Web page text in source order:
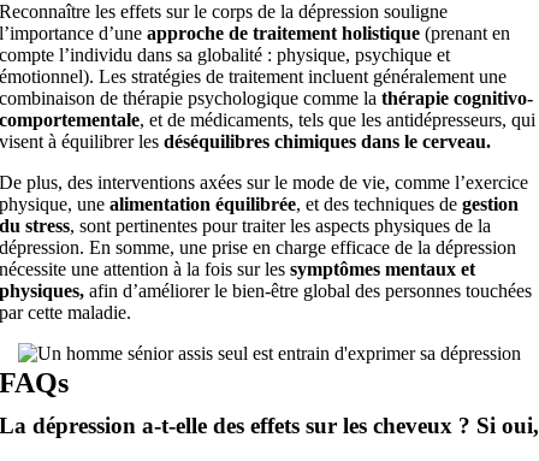
Reconnaître les effets sur le corps de la dépression souligne
l’importance d’uneapproche de traitement holistique (prenant en
compte l’individu dans sa globalité : physique, psychique et
émotionnel). Les stratégies de traitement incluent généralement une
combinaison de thérapie psychologique comme lathérapie cognitivo-
comportementale, et de médicaments, tels que les antidépresseurs, qui
visent à équilibrer les déséquilibres chimiques dans le cerveau.
De plus, des interventions axées sur le mode de vie, comme l’exercice
physique, unealimentation équilibrée, et des techniques degestion
du stress, sont pertinentes pour traiter les aspects physiques de la
dépression. En somme, une prise en charge efficace de la dépression
nécessite une attention à la fois sur les symptômes mentaux et
physiques, afin d’améliorer le bien-être global des personnes touchées
par cette maladie.
FAQs
La dépression a-t-elle des effets sur les cheveux ? Si oui,